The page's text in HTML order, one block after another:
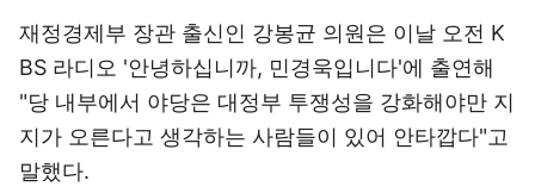
재정경제부 장관 출신인 강봉균 의원은 이날 오전 K
BS 라디오 '안녕하십니까, 민경욱입니다'에 출연해
"당 내부에서 야당은 대정부 투쟁성을 강화해야만 지
지가 오른다고 생각하는 사람들이 있어 안타깝다"고
말했다.